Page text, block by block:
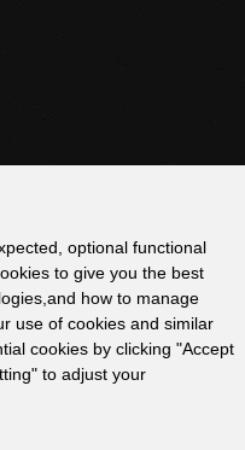
选择的国风冒险闯
器在随机性关卡中
趣。
optional functional
to give you the best
how to manage
use of cookies and similar
cookies by clicking "Accept
to adjust your